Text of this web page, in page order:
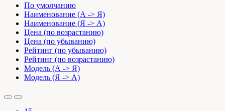
По умолчанию
Наименование (А -> Я)
Наименование (Я -> А)
Цена (по возрастанию)
Цена (по убыванию)
Рейтинг (по убыванию)
Рейтинг (по возрастанию)
Модель (А -> Я)
Модель (Я -> А)